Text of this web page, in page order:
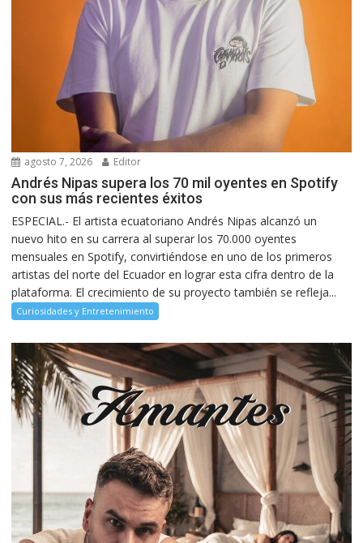
agosto 7, 2026 Editor
Andrés Nipas supera los 70 mil oyentes en Spotify
con sus más recientes éxitos
ESPECIAL.- El artista ecuatoriano Andrés Nipas alcanzó un
nuevo hito en su carrera al superar los 70.000 oyentes
mensuales en Spotify, convirtiéndose en uno de los primeros
artistas del norte del Ecuador en lograr esta cifra dentro de la
plataforma. El crecimiento de su proyecto también se refleja...
Curiosidades y Entretenimiento